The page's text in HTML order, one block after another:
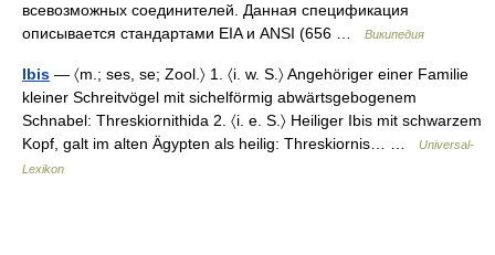
всевозможных соединителей. Данная спецификация
описывается стандартами EIA и ANSI (656 …
Википедия
Ibis — 〈m.; ses, se; Zool.〉 1. 〈i. w. S.〉 Angehöriger einer Familie
kleiner Schreitvögel mit sichelförmig abwärtsgebogenem
Schnabel: Threskiornithida 2. 〈i. e. S.〉 Heiliger Ibis mit schwarzem
Kopf, galt im alten Ägypten als heilig: Threskiornis… …
Universal-
Lexikon